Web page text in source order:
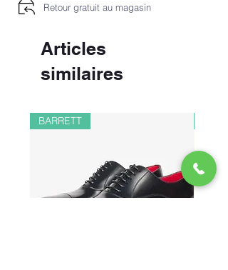
Retour gratuit au magasin
Articles
similaires
BARRETT